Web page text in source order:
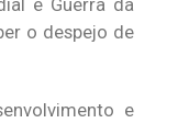
e Guerra da
o despejo de
e